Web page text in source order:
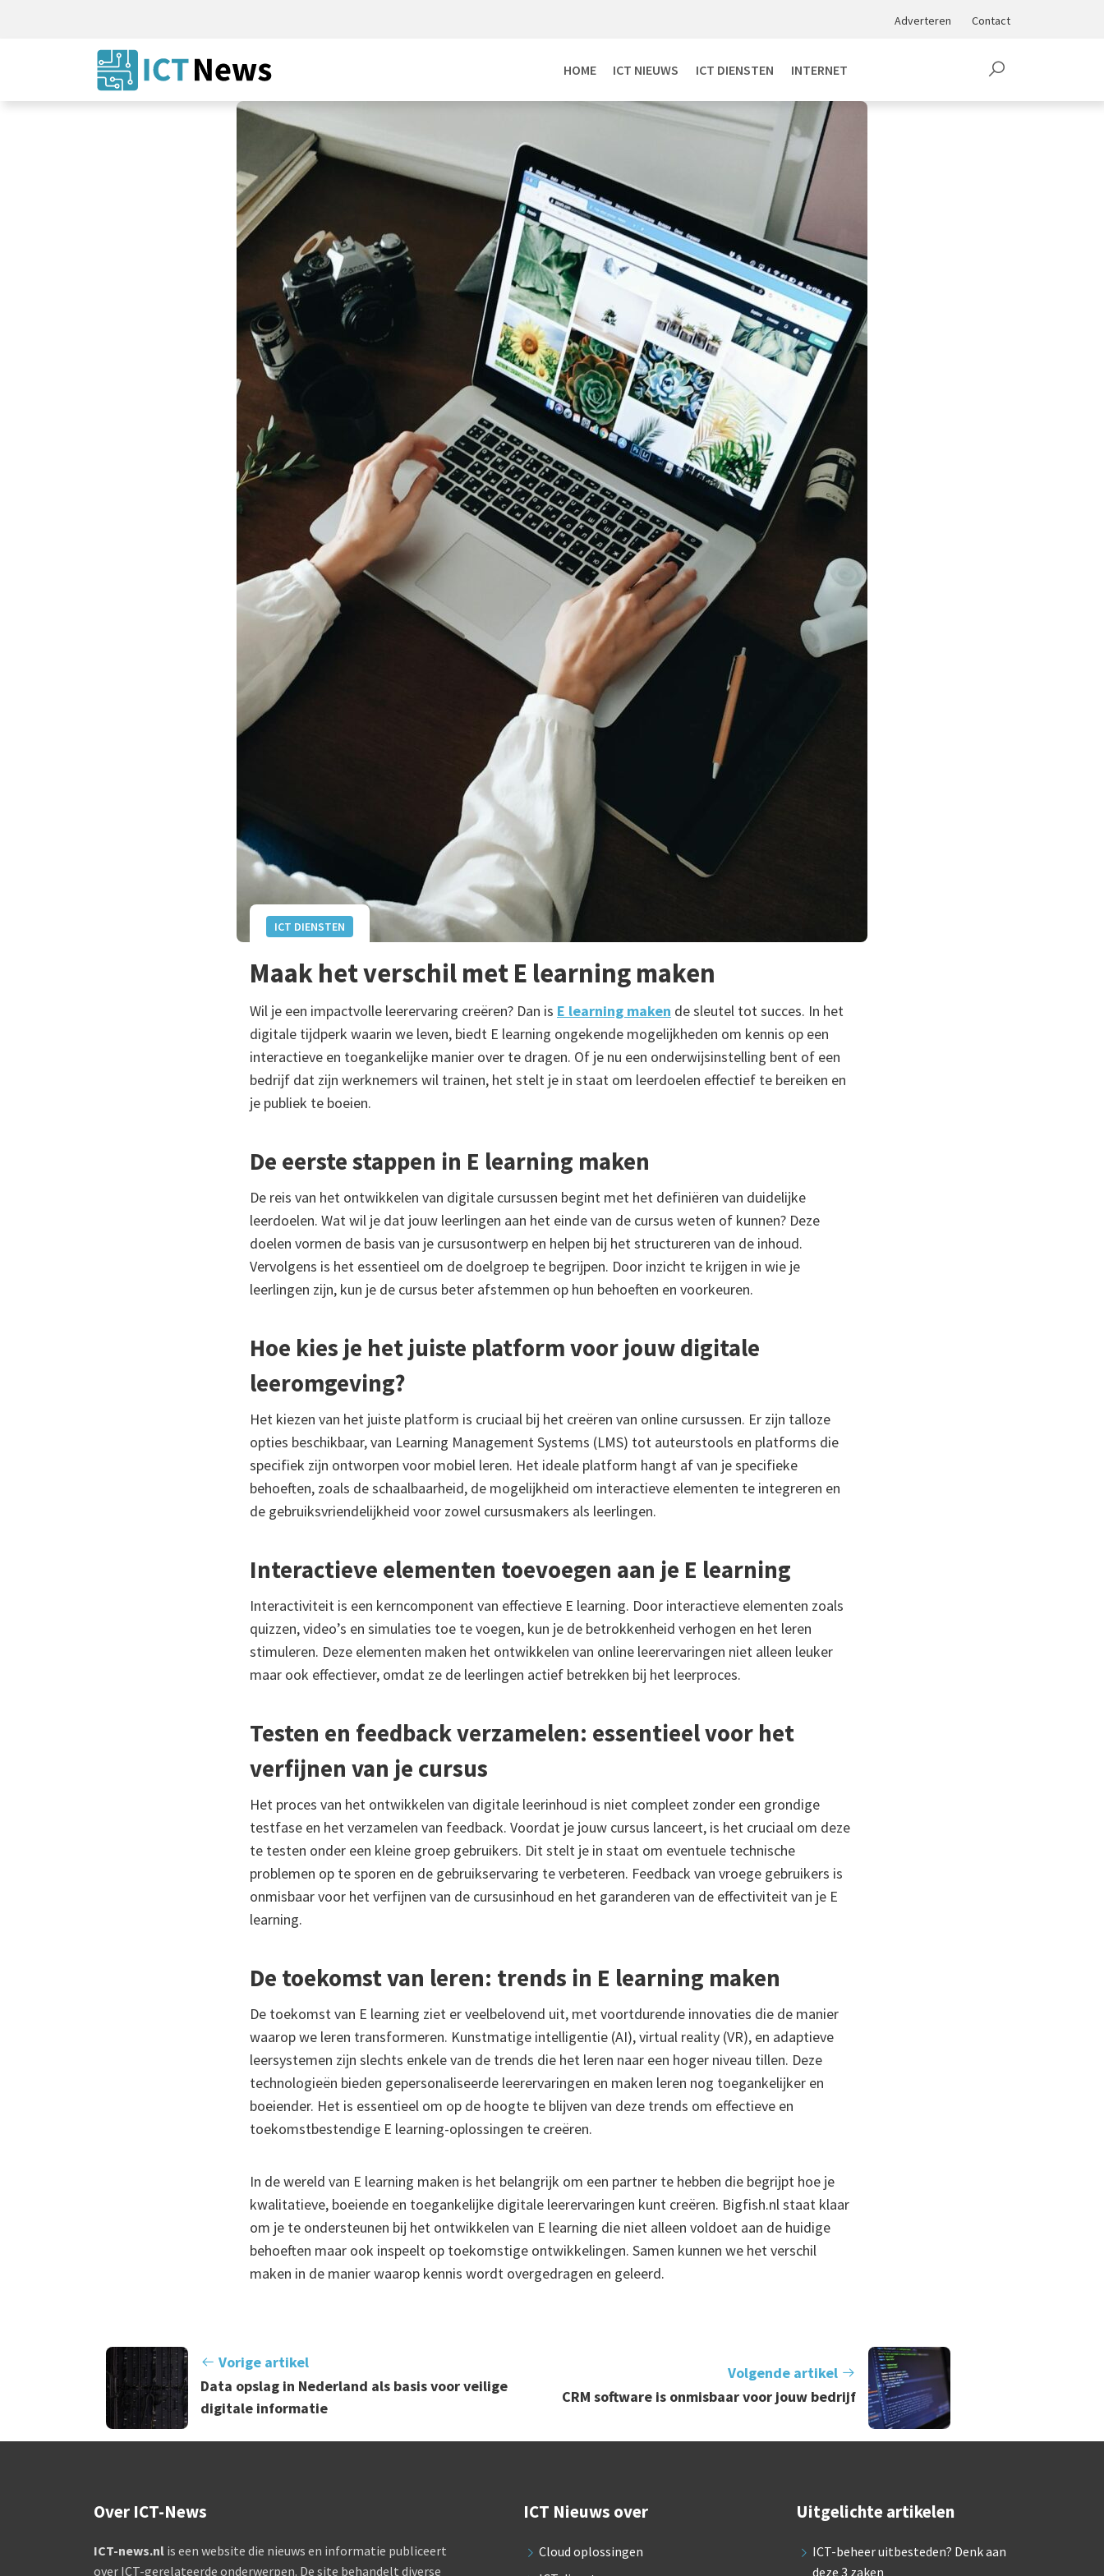
Adverteren Contact
HOME ICT NIEUWS ICT DIENSTEN INTERNET
ICT DIENSTEN
Maak het verschil met E learning maken
Wil je een impactvolle leerervaring creëren? Dan is E learning maken de sleutel tot succes. In het
digitale tijdperk waarin we leven, biedt E learning ongekende mogelijkheden om kennis op een
interactieve en toegankelijke manier over te dragen. Of je nu een onderwijsinstelling bent of een
bedrijf dat zijn werknemers wil trainen, het stelt je in staat om leerdoelen effectief te bereiken en
je publiek te boeien.
De eerste stappen in E learning maken
De reis van het ontwikkelen van digitale cursussen begint met het definiëren van duidelijke
leerdoelen. Wat wil je dat jouw leerlingen aan het einde van de cursus weten of kunnen? Deze
doelen vormen de basis van je cursusontwerp en helpen bij het structureren van de inhoud.
Vervolgens is het essentieel om de doelgroep te begrijpen. Door inzicht te krijgen in wie je
leerlingen zijn, kun je de cursus beter afstemmen op hun behoeften en voorkeuren.
Hoe kies je het juiste platform voor jouw digitale
leeromgeving?
Het kiezen van het juiste platform is cruciaal bij het creëren van online cursussen. Er zijn talloze
opties beschikbaar, van Learning Management Systems (LMS) tot auteurstools en platforms die
specifiek zijn ontworpen voor mobiel leren. Het ideale platform hangt af van je specifieke
behoeften, zoals de schaalbaarheid, de mogelijkheid om interactieve elementen te integreren en
de gebruiksvriendelijkheid voor zowel cursusmakers als leerlingen.
Interactieve elementen toevoegen aan je E learning
Interactiviteit is een kerncomponent van effectieve E learning. Door interactieve elementen zoals
quizzen, video’s en simulaties toe te voegen, kun je de betrokkenheid verhogen en het leren
stimuleren. Deze elementen maken het ontwikkelen van online leerervaringen niet alleen leuker
maar ook effectiever, omdat ze de leerlingen actief betrekken bij het leerproces.
Testen en feedback verzamelen: essentieel voor het
verfijnen van je cursus
Het proces van het ontwikkelen van digitale leerinhoud is niet compleet zonder een grondige
testfase en het verzamelen van feedback. Voordat je jouw cursus lanceert, is het cruciaal om deze
te testen onder een kleine groep gebruikers. Dit stelt je in staat om eventuele technische
problemen op te sporen en de gebruikservaring te verbeteren. Feedback van vroege gebruikers is
onmisbaar voor het verfijnen van de cursusinhoud en het garanderen van de effectiviteit van je E
learning.
De toekomst van leren: trends in E learning maken
De toekomst van E learning ziet er veelbelovend uit, met voortdurende innovaties die de manier
waarop we leren transformeren. Kunstmatige intelligentie (AI), virtual reality (VR), en adaptieve
leersystemen zijn slechts enkele van de trends die het leren naar een hoger niveau tillen. Deze
technologieën bieden gepersonaliseerde leerervaringen en maken leren nog toegankelijker en
boeiender. Het is essentieel om op de hoogte te blijven van deze trends om effectieve en
toekomstbestendige E learning-oplossingen te creëren.
In de wereld van E learning maken is het belangrijk om een partner te hebben die begrijpt hoe je
kwalitatieve, boeiende en toegankelijke digitale leerervaringen kunt creëren. Bigfish.nl staat klaar
om je te ondersteunen bij het ontwikkelen van E learning die niet alleen voldoet aan de huidige
behoeften maar ook inspeelt op toekomstige ontwikkelingen. Samen kunnen we het verschil
maken in de manier waarop kennis wordt overgedragen en geleerd.
Vorige artikel
Data opslag in Nederland als basis voor veilige
digitale informatie
Volgende artikel
CRM software is onmisbaar voor jouw bedrijf
Over ICT-News
ICT-news.nl is een website die nieuws en informatie publiceert
over ICT-gerelateerde onderwerpen. De site behandelt diverse
ICT Nieuws over
Cloud oplossingen
Uitgelichte artikelen
ICT-beheer uitbesteden? Denk aan
deze 3 zaken